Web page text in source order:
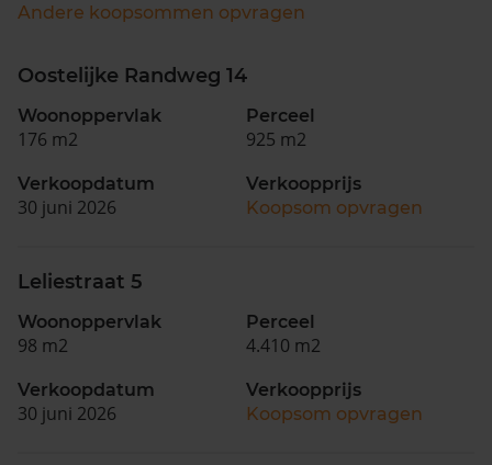
Andere koopsommen opvragen
Oostelijke Randweg 14
Woonoppervlak
176 m2
Perceel
925 m2
Verkoopdatum
30 juni 2026
Verkoopprijs
Koopsom opvragen
Leliestraat 5
Woonoppervlak
98 m2
Perceel
4.410 m2
Verkoopdatum
30 juni 2026
Verkoopprijs
Koopsom opvragen